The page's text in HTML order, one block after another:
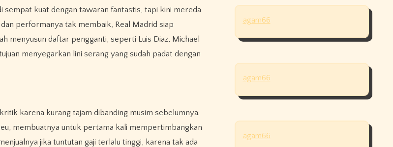
sempat kuat dengan tawaran fantastis, tapi kini mereda
performanya tak membaik, Real Madrid siap
menyusun daftar pengganti, seperti Luis Diaz, Michael
menyegarkan lini serang yang sudah padat dengan
karena kurang tajam dibanding musim sebelumnya.
membuatnya untuk pertama kali mempertimbangkan
jika tuntutan gaji terlalu tinggi, karena tak ada
agam66
agam66
agam66